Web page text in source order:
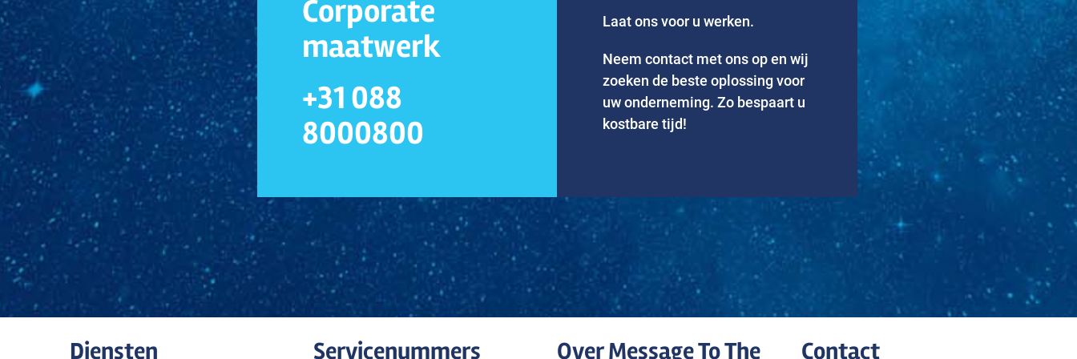
Corporate
maatwerk
+31 088
8000800
Laat ons voor u werken.
Neem contact met ons op en wij
zoeken de beste oplossing voor
uw onderneming. Zo bespaart u
kostbare tijd!
Diensten Servicenummers Over Message To The Contact